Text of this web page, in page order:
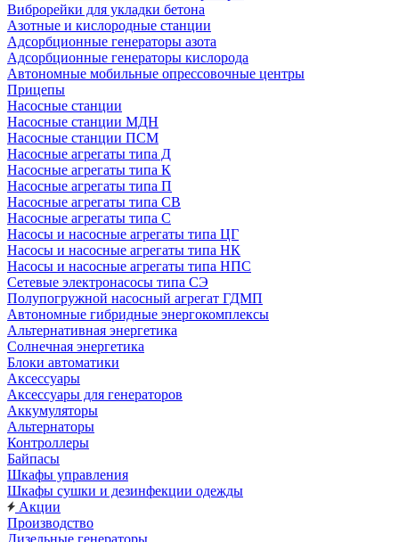
Виброрейки для укладки бетона
Азотные и кислородные станции
Адсорбционные генераторы азота
Адсорбционные генераторы кислорода
Автономные мобильные опрессовочные центры
Прицепы
Насосные станции
Насосные станции МДН
Насосные станции ПСМ
Насосные агрегаты типа Д
Насосные агрегаты типа К
Насосные агрегаты типа П
Насосные агрегаты типа СВ
Насосные агрегаты типа С
Насосы и насосные агрегаты типа ЦГ
Насосы и насосные агрегаты типа НК
Насосы и насосные агрегаты типа НПС
Сетевые электронасосы типа СЭ
Полупогружной насосный агрегат ГДМП
Автономные гибридные энергокомплексы
Альтернативная энергетика
Солнечная энергетика
Блоки автоматики
Аксессуары
Аксессуары для генераторов
Аккумуляторы
Альтернаторы
Контроллеры
Байпасы
Шкафы управления
Шкафы сушки и дезинфекции одежды
Акции
Производство
Дизельные генераторы